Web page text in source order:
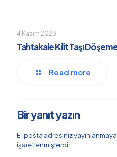
4 Kasım 2023
Tahtakale Kilit Taşı
Read more
Bir yanıt yazın
E-posta adresiniz
işaretlenmişlerdir